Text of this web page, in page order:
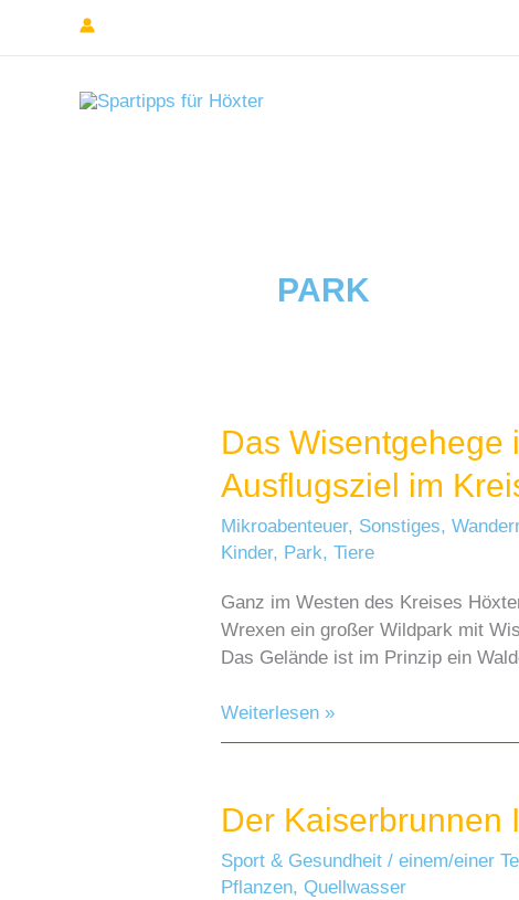
PARK
Das Wisentgehege
Ausflugsziel im
Mikroabenteuer, Sonstiges,
Kinder, Park, Tiere
Ganz im Westen des Kreises
Wrexen ein großer Wildpark mit
Das Gelände ist im Prinzip ein
Das
Wisentgehege
als
Ausflugsziel
im
Weiterlesen »
Der Kaiserbrunnen
Sport & Gesundheit / einem/einer
Pflanzen, Quellwasser